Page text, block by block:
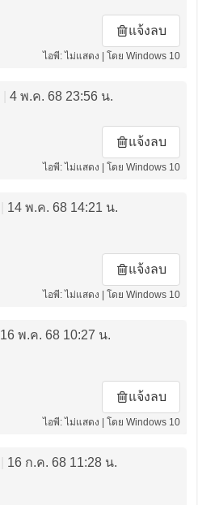
แจ้งลบ
ไอพี: ไม่แสดง | โดย Windows 10
4 พ.ค. 68 23:56 น.
แจ้งลบ
ไอพี: ไม่แสดง | โดย Windows 10
14 พ.ค. 68 14:21 น.
แจ้งลบ
ไอพี: ไม่แสดง | โดย Windows 10
16 พ.ค. 68 10:27 น.
แจ้งลบ
ไอพี: ไม่แสดง | โดย Windows 10
16 ก.ค. 68 11:28 น.